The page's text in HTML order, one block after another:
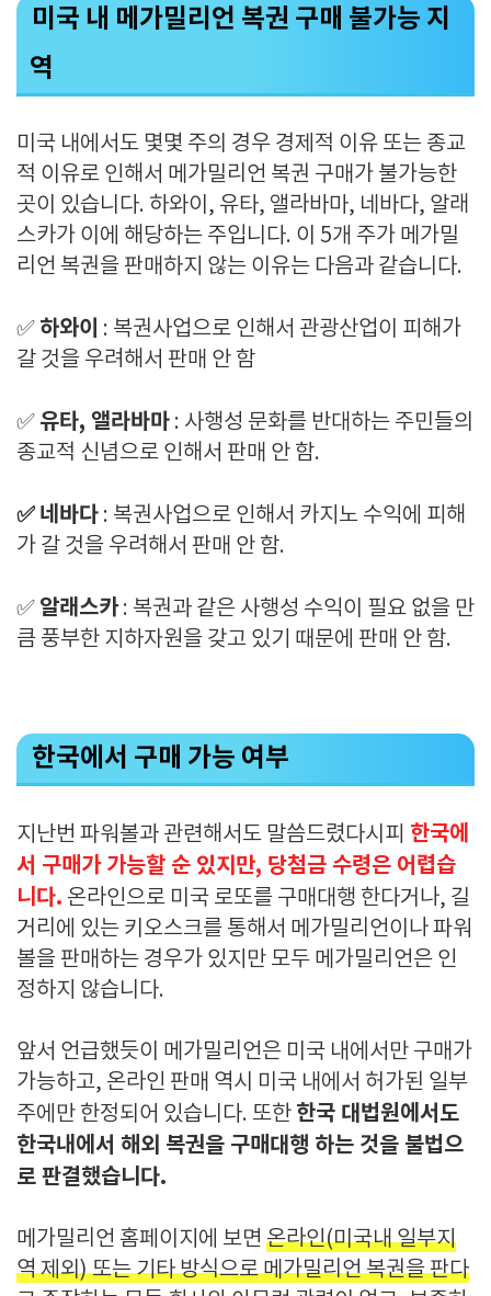
미국 내 메가밀리언 복권 구매 불가능 지
역
미국 내에서도 몇몇 주의 경우 경제적 이유 또는 종교
적 이유로 인해서 메가밀리언 복권 구매가 불가능한
곳이 있습니다. 하와이, 유타, 앨라바마, 네바다, 알래
스카가 이에 해당하는 주입니다. 이 5개 주가 메가밀
리언 복권을 판매하지 않는 이유는 다음과 같습니다.
✅ 하와이 : 복권사업으로 인해서 관광산업이 피해가
갈 것을 우려해서 판매 안 함
✅ 유타, 앨라바마 : 사행성 문화를 반대하는 주민들의
종교적 신념으로 인해서 판매 안 함.
✅ 네바다 : 복권사업으로 인해서 카지노 수익에 피해
가 갈 것을 우려해서 판매 안 함.
✅ 알래스카: 복권과 같은 사행성 수익이 필요 없을 만
큼 풍부한 지하자원을 갖고 있기 때문에 판매 안 함.
한국에서 구매 가능 여부
지난번 파워볼과 관련해서도 말씀드렸다시피 한국에
서 구매가 가능할 순 있지만, 당첨금 수령은 어렵습
니다. 온라인으로 미국 로또를 구매대행 한다거나, 길
거리에 있는 키오스크를 통해서 메가밀리언이나 파워
볼을 판매하는 경우가 있지만 모두 메가밀리언은 인
정하지 않습니다.
앞서 언급했듯이 메가밀리언은 미국 내에서만 구매가
가능하고, 온라인 판매 역시 미국 내에서 허가된 일부
주에만 한정되어 있습니다. 또한 한국 대법원에서도
한국내에서 해외 복권을 구매대행 하는 것을 불법으
로 판결했습니다.
메가밀리언 홈페이지에 보면 온라인(미국내 일부지
역 제외) 또는 기타 방식으로 메가밀리언 복권을 판다